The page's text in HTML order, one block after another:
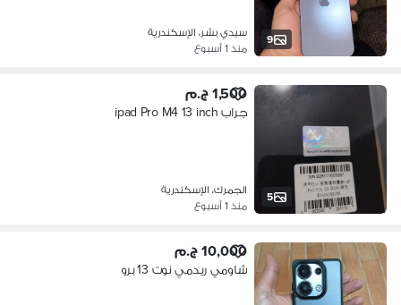
9
سيدي بشر، الإسكندرية
منذ 1 أسبوع
5
1,500 ج.م
جراب ipad Pro M4 13 inch
الجمرك، الإسكندرية
منذ 1 أسبوع
10,000 ج.م
شاومي ريدمي نوت 13 برو